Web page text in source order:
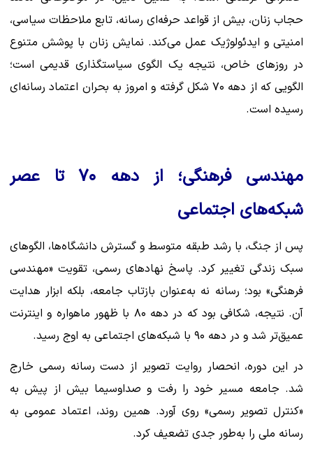
حجاب زنان، بیش از قواعد حرفه‌ای رسانه، تابع ملاحظات سیاسی،
امنیتی و ایدئولوژیک عمل می‌کند. نمایش زنان با پوشش متنوع
در روزهای خاص، نتیجه یک الگوی سیاستگذاری قدیمی است؛
الگویی که از دهه ۷۰ شکل گرفته و امروز به بحران اعتماد رسانه‌ای
رسیده است.
مهندسی فرهنگی؛ از دهه ۷۰ تا عصر
شبکه‌های اجتماعی
پس از جنگ، با رشد طبقه متوسط و گسترش دانشگاه‌ها، الگوهای
سبک زندگی تغییر کرد. پاسخ نهادهای رسمی، تقویت «مهندسی
فرهنگی» بود؛ رسانه نه به‌عنوان بازتاب جامعه، بلکه ابزار هدایت
آن. نتیجه، شکافی بود که در دهه ۸۰ با ظهور ماهواره و اینترنت
عمیق‌تر شد و در دهه ۹۰ با شبکه‌های اجتماعی به اوج رسید.
در این دوره، انحصار روایت تصویر از دست رسانه رسمی خارج
شد. جامعه مسیر خود را رفت و صداوسیما بیش از پیش به
«کنترل تصویر رسمی» روی آورد. همین روند، اعتماد عمومی به
رسانه ملی را به‌طور جدی تضعیف کرد.